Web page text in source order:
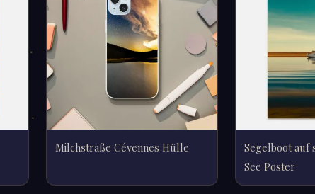
Milchstraße Cévennes Hülle
Segelboot auf
See Poster